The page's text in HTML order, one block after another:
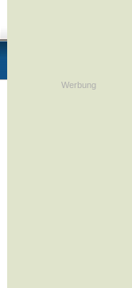
Werbung